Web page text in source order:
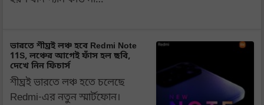
ভারতে শীঘ্রই লঞ্চ হবে Redmi Note
11S, লঞ্চের আগেই ফাঁস হল ছবি,
দেখে নিন ফিচার্স
শীঘ্রই ভারতে লঞ্চ হতে চলেছে
Redmi-এর নতুন স্মার্টফোন।